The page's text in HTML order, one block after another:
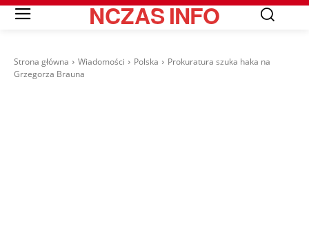
NCZASINFO
Strona główna Wiadomości Polska
Prokuratura szuka haka na
Grzegorza Brauna